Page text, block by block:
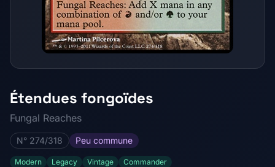
Étendues fongoïdes
Fungal Reaches
N° 274/318 Peu commune
Modern Legacy Vintage Commander